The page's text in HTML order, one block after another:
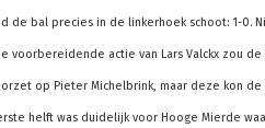
de bal precies in de linkerhoek schoot: 1-
voorbereidende actie van Lars Valckx zou
op Pieter Michelbrink, maar deze kon
helft was duidelijk voor Hooge Mierde